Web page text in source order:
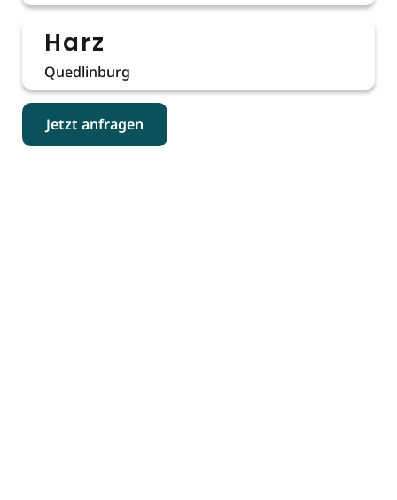
Harz
Quedlinburg
Jetzt anfragen